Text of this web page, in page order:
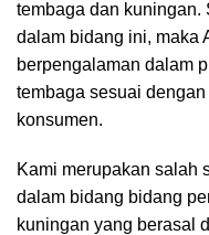
tembaga dan kuningan.
dalam bidang ini, maka
berpengalaman dalam
tembaga sesuai
konsumen.
Kami merupakan salah
dalam bidang bidang
kuningan yang berasal